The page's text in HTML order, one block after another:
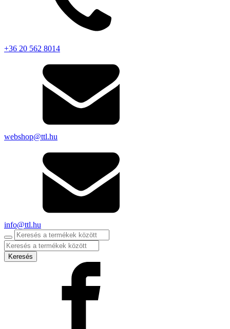
+36 20 562 8014
webshop@ttl.hu
info@ttl.hu
Products
search
Keresés